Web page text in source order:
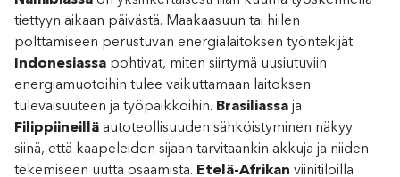
tiettyyn aikaan päivästä. Maakaasuun tai hiilen
polttamiseen perustuvan energialaitoksen työntekijät
Indonesiassa pohtivat, miten siirtymä uusiutuviin
energiamuotoihin tulee vaikuttamaan laitoksen
tulevaisuuteen ja työpaikkoihin. Brasiliassa ja
Filippiineillä autoteollisuuden sähköistyminen näkyy
siinä, että kaapeleiden sijaan tarvitaankin akkuja ja niiden
tekemiseen uutta osaamista. Etelä-Afrikan viinitiloilla